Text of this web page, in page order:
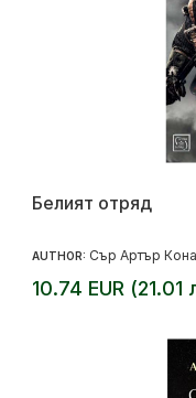
Белият отряд
AUTHOR: Сър Артър
10.74 EUR (21.01